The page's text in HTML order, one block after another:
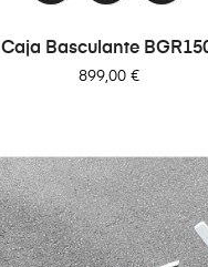
Caja Basculante
Precio
899,00 €